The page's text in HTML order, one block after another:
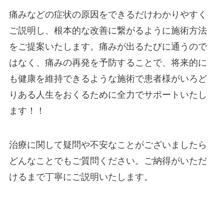
痛みなどの症状の原因をできるだけわかりやすく
ご説明し、根本的な改善に繋がるように施術方法
をご提案いたします。痛みが出るたびに通うので
はなく、痛みの再発を予防することで、将来的に
も健康を維持できるような施術で患者様がいろど
りある人生をおくるために全力でサポートいたし
ます！！
治療に関して疑問や不安なことがございましたら
どんなことでもご質問ください。ご納得がいただ
けるまで丁寧にご説明いたします。